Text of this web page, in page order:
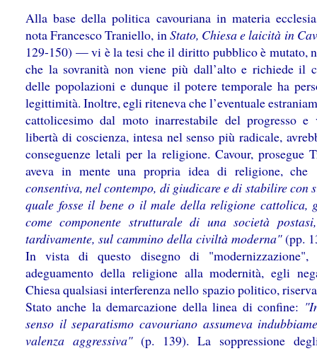
Alla base della politica cavouriana in materia
nota Francesco Traniello, inStato, Chiesa e laicità in
129-150) — vi è la tesi che il diritto pubblico è mutato,
che la sovranità non viene più dall’alto e richiede il
delle popolazioni e dunque il potere temporale ha
legittimità. Inoltre, egli riteneva che l’eventuale
cattolicesimo dal moto inarrestabile del progresso e
libertà di coscienza, intesa nel senso più radicale,
conseguenze letali per la religione. Cavour, prosegue
aveva in mente una propria idea di religione, che
consentiva, nel contempo, di giudicare e di stabilire con
quale fosse il bene o il male della religione cattolica,
come componente strutturale di una società
tardivamente, sul cammino della civiltà moderna"(pp.
In vista di questo disegno di
adeguamento della religione alla modernità, egli
Chiesa qualsiasi interferenza nello spazio politico,
Stato anche la demarcazione della linea di confine:
senso il separatismo cavouriano assumeva
valenza aggressiva"(p. 139). La soppressione